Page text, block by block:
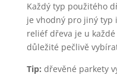
Každý typ použitého
je vhodný pro jiný typ
reliéf dřeva je u
důležité pečlivě
Tip: dřevěné parkety